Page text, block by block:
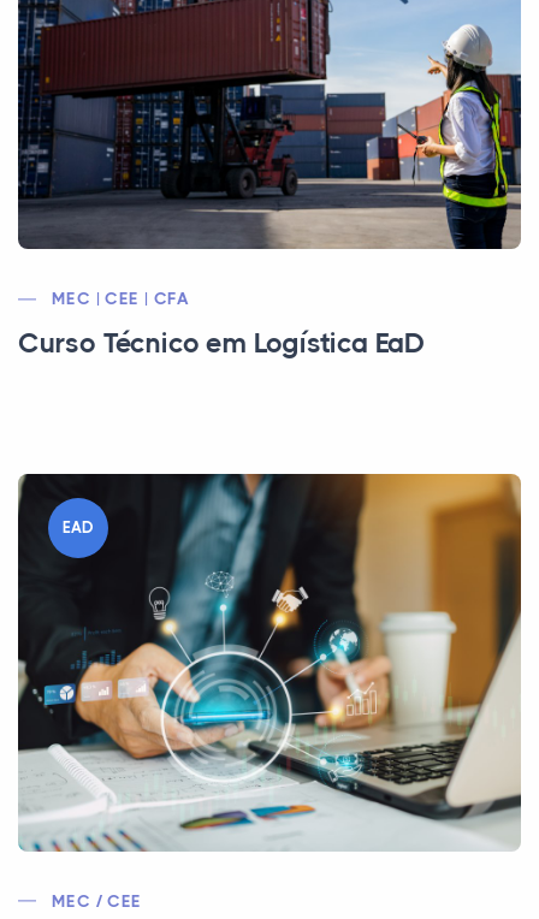
MEC | CEE | CFA
Curso Técnico em Logística EaD
EAD
MEC / CEE